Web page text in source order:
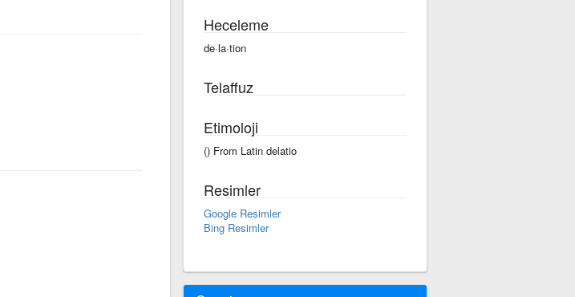
Heceleme
de·la·tion
Telaffuz
Etimoloji
() From Latin delatio
Resimler
Google Resimler
Bing Resimler